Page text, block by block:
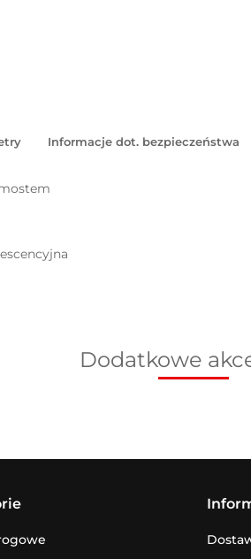
Informacje dot. bezpieczeństwa
Dodatkowe